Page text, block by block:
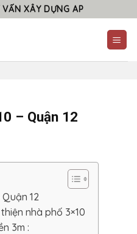
XÂY DỰNG AP
– Quận 12
12
nhà phố 3×10
3m :